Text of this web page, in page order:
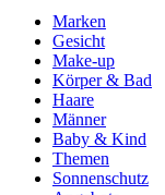
Marken
Gesicht
Make-up
Körper & Bad
Haare
Männer
Baby & Kind
Themen
Sonnenschutz